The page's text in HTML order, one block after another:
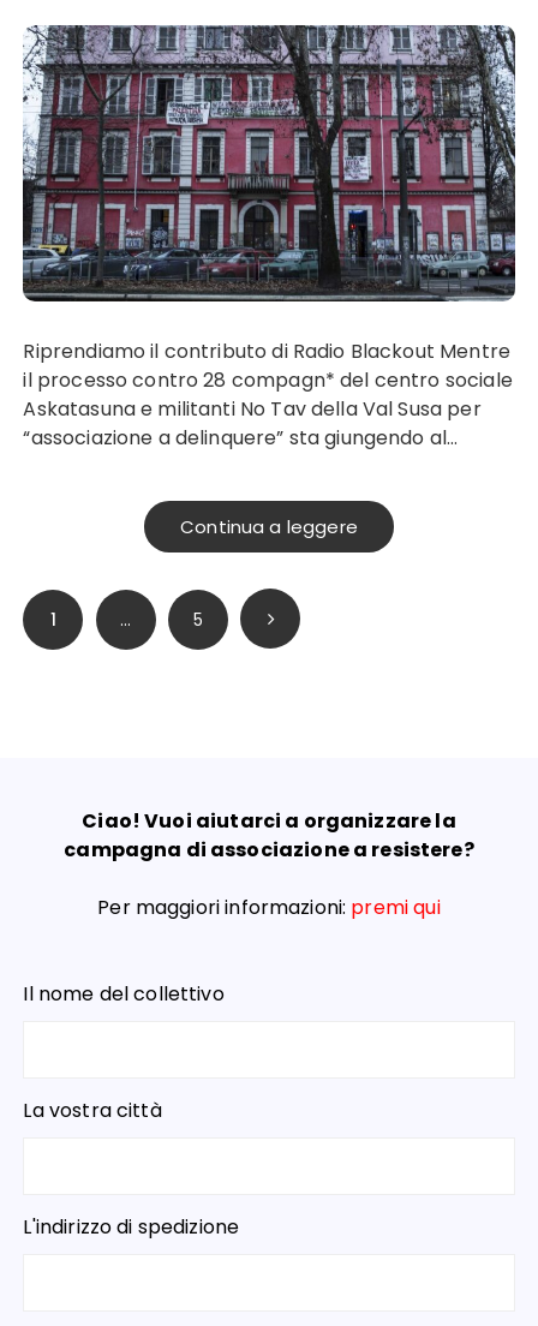
Riprendiamo il contributo di Radio Blackout Mentre
il processo contro 28 compagn* del centro sociale
Askatasuna e militanti No Tav della Val Susa per
“associazione a delinquere” sta giungendo al…
Continua a leggere
Paginazione
degli
1 … 5
Ciao! Vuoi aiutarci a organizzare la
campagna di associazione a resistere?
Per maggiori informazioni: premi qui
Il nome del collettivo
La vostra città
L'indirizzo di spedizione